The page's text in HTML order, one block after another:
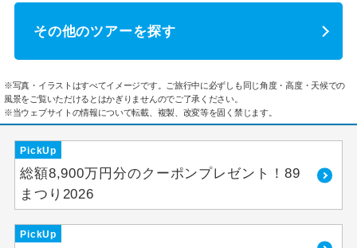
その他のツアーを探す
※写真・イラストはすべてイメージです。ご旅行中に必ずしも同じ角度・高度・天候での
風景をご覧いただけるとはかぎりませんのでご了承ください。
※当ウェブサイトの情報について転載、複製、改変等を固く禁じます。
PickUp
総額8,900万円分のクーポンプレゼント！89
まつり2026
PickUp